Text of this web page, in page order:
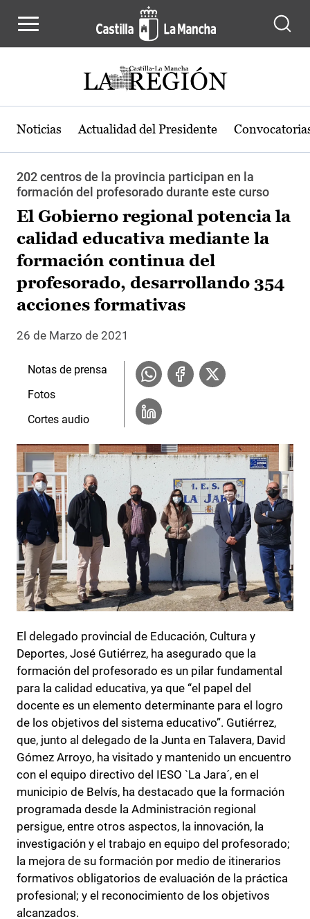
Noticias Actualidad del Presidente
202 centros de la provincia participan en la
formación del profesorado durante este curso
El Gobierno regional potencia la
calidad educativa mediante la
formación continua del
profesorado, desarrollando 354
acciones formativas
26 de Marzo de 2021
El delegado provincial de Educación, Cultura y
Deportes, José Gutiérrez, ha asegurado que la
formación del profesorado es un pilar fundamental
para la calidad educativa, ya que “el papel del
docente es un elemento determinante para el logro
de los objetivos del sistema educativo”. Gutiérrez,
que, junto al delegado de la Junta en Talavera, David
Gómez Arroyo, ha visitado y mantenido un encuentro
con el equipo directivo del IESO `La Jara´, en el
municipio de Belvís, ha destacado que la formación
programada desde la Administración regional
persigue, entre otros aspectos, la innovación, la
investigación y el trabajo en equipo del profesorado;
la mejora de su formación por medio de itinerarios
formativos obligatorios de evaluación de la práctica
profesional; y el reconocimiento de los objetivos
alcanzados.
Notas de prensa
Fotos
Cortes audio